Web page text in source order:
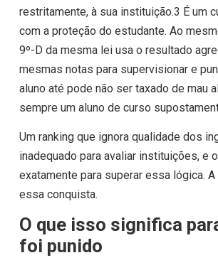
restritamente, à sua instituição.3 É um
com a proteção do estudante. Ao
9º-D da mesma lei usa o resultado
mesmas notas para supervisionar e
aluno até pode não ser taxado de mau
sempre um aluno de curso
Um ranking que ignora qualidade dos
inadequado para avaliar instituições, e
exatamente para superar essa lógica.
essa conquista.
O que isso significa
foi punido